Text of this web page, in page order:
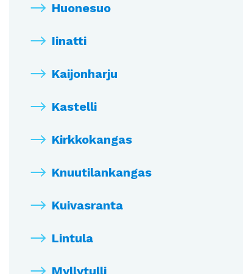
Huonesuo
Iinatti
Kaijonharju
Kastelli
Kirkkokangas
Knuutilankangas
Kuivasranta
Lintula
Myllytulli